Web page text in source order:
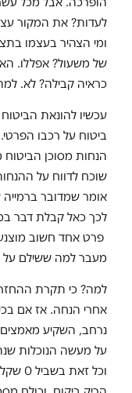
לעדות? את המקור
ומי הצהיר בעצמו
של משעול? אפללו.
כראיה קבילה? לא.
עכשיו להונאת
ביטוח על רכבו
הנחות מסוכן
שוכח לדווח על
אומר שמדובר
לכך כאל קבלת דבר
פרט אחד חשוב
מעבר למה ששילם על
למה? כי תקרת
אחרי הנחה. אז אם
נרחב, השקיע
על מעשה הנוכלות
וכל